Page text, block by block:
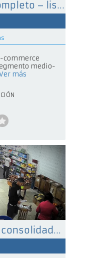
Marca + e-commerce completo – listo para relanzar (oportunidad única)
commerce
medio-
más
Venta de supermercado consolidado en funcionamiento